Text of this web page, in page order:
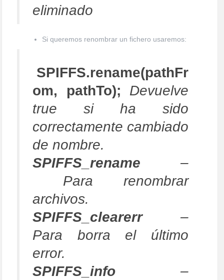
eliminado
Si queremos renombrar un fichero usaremos:
SPIFFS.rename(pathFr
om, pathTo); Devuelve
true si ha sido
correctamente cambiado
de nombre.
SPIFFS_rename –
Para renombrar
archivos.
SPIFFS_clearerr–
Para borra el último
error.
SPIFFS_info –